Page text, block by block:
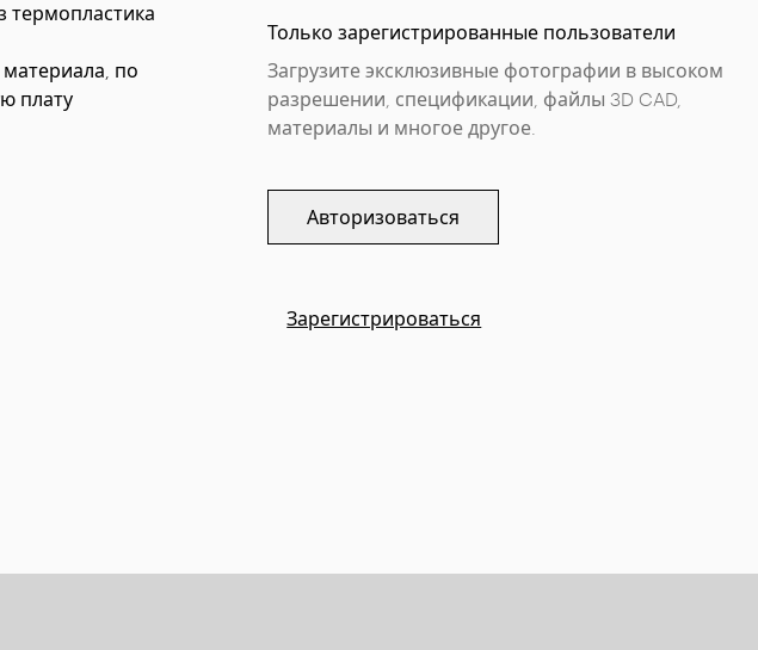
термопластика
по
плату
Только зарегистрированные пользователи
Загрузите эксклюзивные фотографии в высоком
разрешении, спецификации, файлы 3D CAD,
материалы и многое другое.
Авторизоваться
Зарегистрироваться